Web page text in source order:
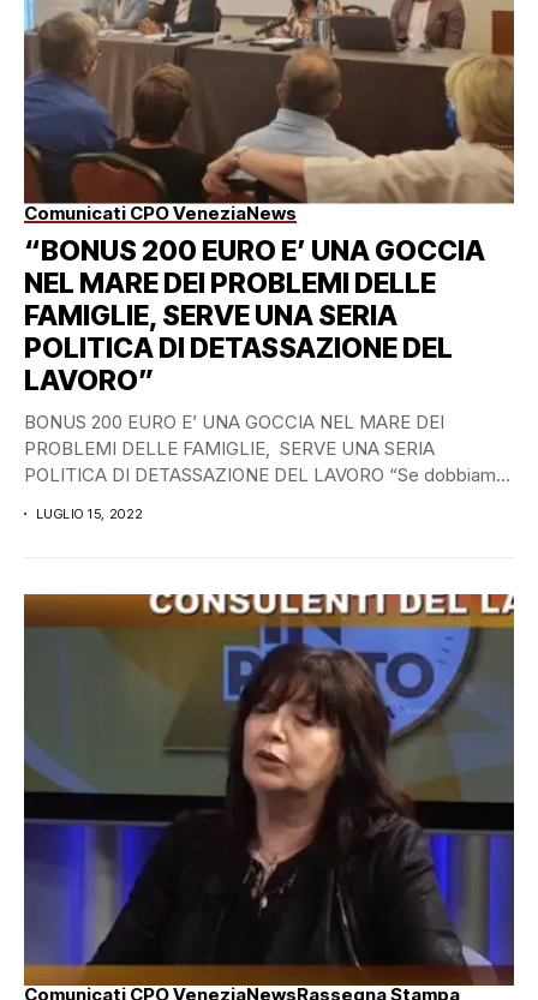
Comunicati CPO VeneziaNews
“BONUS 200 EURO E’ UNA GOCCIA
NEL MARE DEI PROBLEMI DELLE
FAMIGLIE, SERVE UNA SERIA
POLITICA DI DETASSAZIONE DEL
LAVORO”
BONUS 200 EURO E’ UNA GOCCIA NEL MARE DEI
PROBLEMI DELLE FAMIGLIE, SERVE UNA SERIA
POLITICA DI DETASSAZIONE DEL LAVORO “Se dobbiamo
LUGLIO 15, 2022
Comunicati CPO VeneziaNewsRassegna Stampa